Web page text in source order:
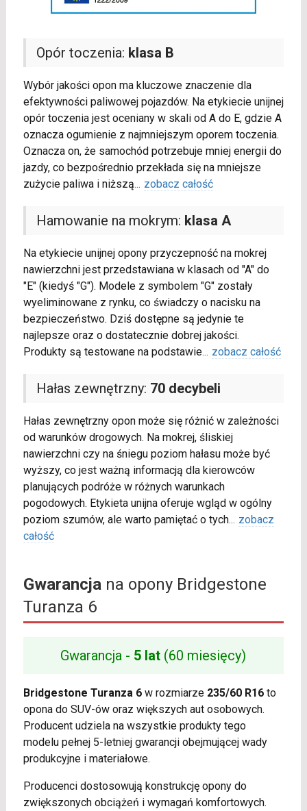
Opór toczenia: klasa B
Wybór jakości opon ma kluczowe znaczenie dla
efektywności paliwowej pojazdów. Na etykiecie unijnej
opór toczenia jest oceniany w skali od A do E, gdzie A
oznacza ogumienie z najmniejszym oporem toczenia.
Oznacza on, że samochód potrzebuje mniej energii do
jazdy, co bezpośrednio przekłada się na mniejsze
zużycie paliwa i niższą... zobacz całość
Hamowanie na mokrym: klasa A
Na etykiecie unijnej opony przyczepność na mokrej
nawierzchni jest przedstawiana w klasach od "A" do
"E" (kiedyś "G"). Modele z symbolem "G" zostały
wyeliminowane z rynku, co świadczy o nacisku na
bezpieczeństwo. Dziś dostępne są jedynie te
najlepsze oraz o dostatecznie dobrej jakości.
Produkty są testowane na podstawie... zobacz całość
Hałas zewnętrzny: 70 decybeli
Hałas zewnętrzny opon może się różnić w zależności
od warunków drogowych. Na mokrej, śliskiej
nawierzchni czy na śniegu poziom hałasu może być
wyższy, co jest ważną informacją dla kierowców
planujących podróże w różnych warunkach
pogodowych. Etykieta unijna oferuje wgląd w ogólny
poziom szumów, ale warto pamiętać o tych... zobacz
całość
Gwarancjana opony Bridgestone
Turanza 6
Gwarancja - 5 lat (60 miesięcy)
Bridgestone Turanza 6w rozmiarze 235/60 R16to
opona do SUV-ów oraz większych aut osobowych.
Producent udziela na wszystkie produkty tego
modelu pełnej 5-letniej gwarancji obejmującej wady
produkcyjne i materiałowe.
Producenci dostosowują konstrukcję opony do
zwiększonych obciążeń i wymagań komfortowych.